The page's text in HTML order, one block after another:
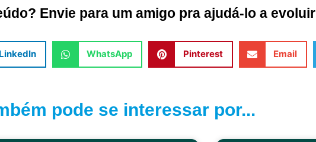
Envie para um amigo pra ajudá-lo a evoluir
LinkedIn WhatsApp Pinterest Email
pode se interessar por...